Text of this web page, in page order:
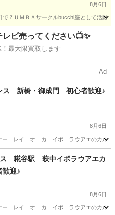
8月6日
ＺＵＭＢＡサークルbucchi座として活動
ZUMBA
レビ売ってください📺✨
最大限買取します
Ad
ス 新橋・御成門 初心者歓迎♪
8月6日
レイ オ カ イポ ラウアエのカルチャ
東京 港区 御成門駅
糀谷駅 萩中イポラウアエカ
迎♪
8月6日
レイ オ カ イポ ラウアエのカルチャ